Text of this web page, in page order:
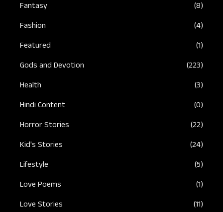
Fantasy
(8)
Fashion
(4)
Featured
(1)
Gods and Devotion
(223)
Health
(3)
Hindi Content
(0)
Horror Stories
(22)
Kid's Stories
(24)
Lifestyle
(5)
Love Poems
(1)
Love Stories
(11)